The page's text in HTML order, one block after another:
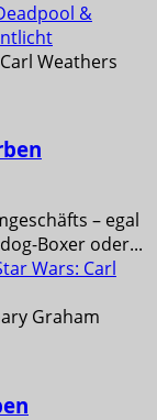
&
– egal
Boxer oder...
Wars: Carl